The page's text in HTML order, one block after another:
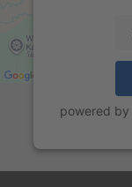
powered by